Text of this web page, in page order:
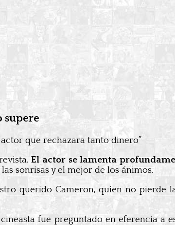
supere
que rechazara tanto dinero”
El actor se lamenta
sonrisas y el mejor de los ánimos.
querido Cameron, quien no
fue preguntado en eferencia a